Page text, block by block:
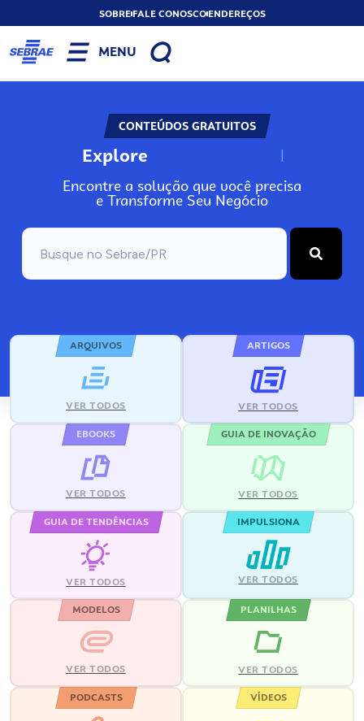
SOBREFALE CONOSCOENDEREÇOS
MENU
CONTEÚDOS GRATUITOS
Explore N
Encontre a solução que você precisa
e Transforme Seu Negócio
ARQUIVOS
VER TODOS
ARTIGOS
VER TODOS
EBOOKS
VER TODOS
GUIA DE INOVAÇÃO
VER TODOS
GUIA DE TENDÊNCIAS
VER TODOS
IMPULSIONA
VER TODOS
MODELOS
VER TODOS
PLANILHAS
VER TODOS
PODCASTS VÍDEOS